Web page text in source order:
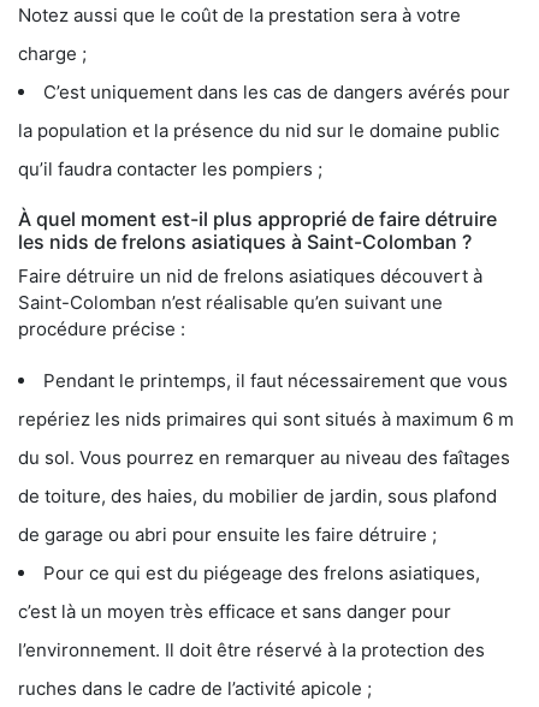
Notez aussi que le coût de la prestation sera à votre
charge ;
C’est uniquement dans les cas de dangers avérés pour
la population et la présence du nid sur le domaine public
qu’il faudra contacter les pompiers ;
À quel moment est-il plus approprié de faire détruire
les nids de frelons asiatiques à Saint-Colomban ?
Faire détruire un nid de frelons asiatiques découvert à
Saint-Colomban n’est réalisable qu’en suivant une
procédure précise :
Pendant le printemps, il faut nécessairement que vous
repériez les nids primaires qui sont situés à maximum 6 m
du sol. Vous pourrez en remarquer au niveau des faîtages
de toiture, des haies, du mobilier de jardin, sous plafond
de garage ou abri pour ensuite les faire détruire ;
Pour ce qui est du piégeage des frelons asiatiques,
c’est là un moyen très efficace et sans danger pour
l’environnement. Il doit être réservé à la protection des
ruches dans le cadre de l’activité apicole ;